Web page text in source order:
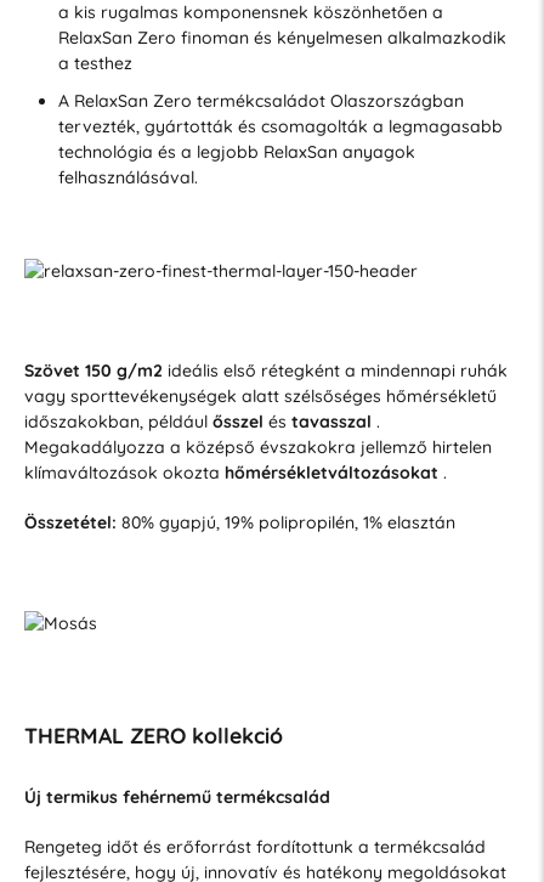
a kis rugalmas komponensnek köszönhetően a
RelaxSan Zero finoman és kényelmesen alkalmazkodik
a testhez
A RelaxSan Zero termékcsaládot Olaszországban
tervezték, gyártották és csomagolták a legmagasabb
technológia és a legjobb RelaxSan anyagok
felhasználásával.
Szövet 150 g/m2 ideális első rétegként a mindennapi ruhák
vagy sporttevékenységek alatt szélsőséges hőmérsékletű
időszakokban, például ősszel és tavasszal .
Megakadályozza a középső évszakokra jellemző hirtelen
klímaváltozások okozta hőmérsékletváltozásokat .
Összetétel: 80% gyapjú, 19% polipropilén, 1% elasztán
THERMAL ZERO kollekció
Új termikus fehérnemű termékcsalád
Rengeteg időt és erőforrást fordítottunk a termékcsalád
fejlesztésére, hogy új, innovatív és hatékony megoldásokat